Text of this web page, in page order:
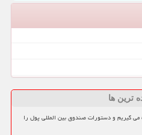
ترین ها
می گیریم و دستورات صندوق بین المللی پول را